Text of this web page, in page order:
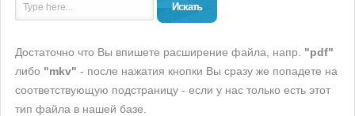
Искать
Достаточно что Вы впишете расширение файла, напр. "pdf"
либо "mkv" - после нажатия кнопки Вы сразу же попадете на
соответствующую подстраницу - если у нас только есть этот
тип файла в нашей базе.